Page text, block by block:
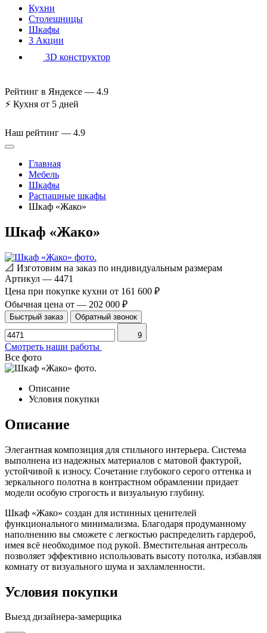
Кухни
Столешницы
Шкафы
3 Акции
3D конструктор
Рейтинг в Яндексе — 4.9
⚡ Кухня от 5 дней
Наш рейтинг — 4.9
Главная
Мебель
Шкафы
Распашные шкафы
Шкаф «Жако»
Шкаф «Жако»
📐 Изготовим на заказ по индивидуальным размерам
Артикул — 4471
Цена при покупке кухни от 161 600 ₽
Обычная цена от — 202 000 ₽
Быстрый заказ Обратный звонок
9
Смотреть наши работы
Все фото
Описание
Условия покупки
Описание
Элегантная композиция для стильного интерьера. Система
выполнена из надежных материалов с матовой фактурой,
устойчивой к износу. Сочетание глубокого серого оттенка и
зеркального полотна в контрастном обрамлении придает
модели особую строгость и визуальную глубину.
Шкаф «Жако» создан для истинных ценителей
функционального минимализма. Благодаря продуманному
наполнению вы сможете с легкостью распределить гардероб,
имея всё необходимое под рукой. Вместительная антресоль
позволяет эффективно использовать высоту потолка, избавляя
комнату от визуального шума и захламленности.
Условия покупки
Выезд дизайнера-замерщика